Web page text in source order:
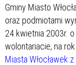
Gminy Miasto
oraz podmiotami
24 kwietnia 2003r.
wolontariacie, na
Miasta Włocławek